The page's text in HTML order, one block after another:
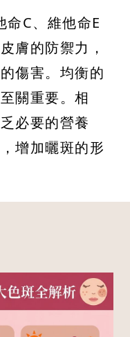
C、維他命E
膚的防禦力，
傷害。均衡的
關重要。相
必要的營養
增加曬斑的形